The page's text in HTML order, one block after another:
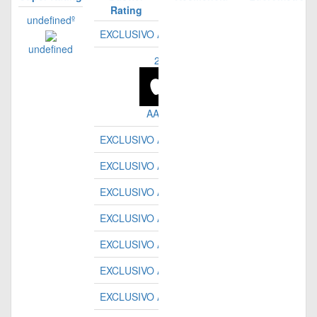
undefinedº
undefined
Rating
EXCLUSIVO ASSINANTES
2º
AAPL
EXCLUSIVO ASSINANTES
EXCLUSIVO ASSINANTES
EXCLUSIVO ASSINANTES
EXCLUSIVO ASSINANTES
EXCLUSIVO ASSINANTES
EXCLUSIVO ASSINANTES
EXCLUSIVO ASSINANTES